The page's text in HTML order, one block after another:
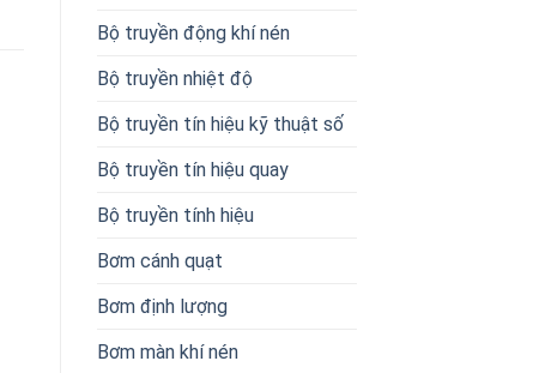
Bộ truyền động khí nén
Bộ truyền nhiệt độ
Bộ truyền tín hiệu kỹ thuật số
Bộ truyền tín hiệu quay
Bộ truyền tính hiệu
Bơm cánh quạt
Bơm định lượng
Bơm màn khí nén